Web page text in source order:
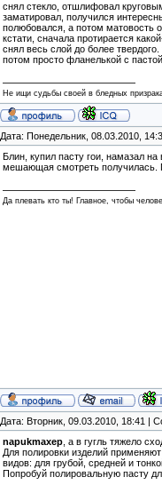
снял стекло, отшлифовал
заматировал, получился
полюбовался, а потом матовость
кстати, сначала протирается
снял весь слой до более
потом просто фланелькой с
Не ищи судьбы своей в бледных
Дата: Понедельник, 08.03.2010,
Блин, купил пасту гои, намазал
мешающая смотреть получилась.
Да плевать кто ты! Главное, чтобы
Дата: Вторник, 09.03.2010, 18:41 |
napukmaxep , а в гугль тяжело
Для полировки изделий
видов: для грубой, средней и
Попробуй полировальную пасту